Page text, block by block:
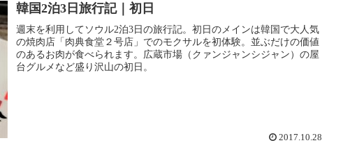
韓国2泊3日旅行記｜初日
週末を利用してソウル2泊3日の旅行記。初日のメインは韓国で大人気
の焼肉店「肉典食堂２号店」でのモクサルを初体験。並ぶだけの価値
のあるお肉が食べられます。広蔵市場（クァンジャンシジャン）の屋
台グルメなど盛り沢山の初日。
2017.10.28